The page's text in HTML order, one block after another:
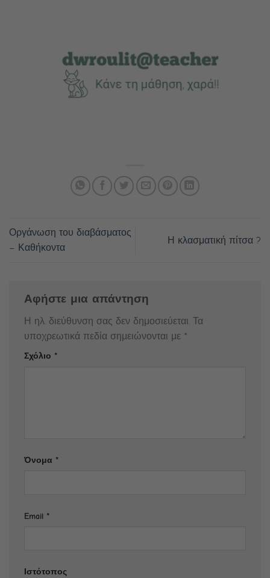
Οργάνωση του διαβάσματος
– Καθήκοντα
Η κλασματική πίτσα ?
Αφήστε μια απάντηση
Η ηλ. διεύθυνση σας δεν δημοσιεύεται. Τα
υποχρεωτικά πεδία σημειώνονται με *
Σχόλιο *
Όνομα *
Email *
Ιστότοπος